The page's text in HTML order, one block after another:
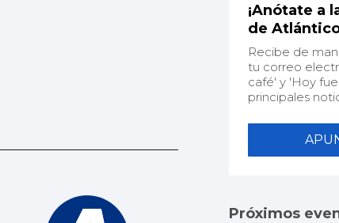
¡Anótate a
de
Recibe de
tu correo
café' y 'Hoy
principales
Próximos